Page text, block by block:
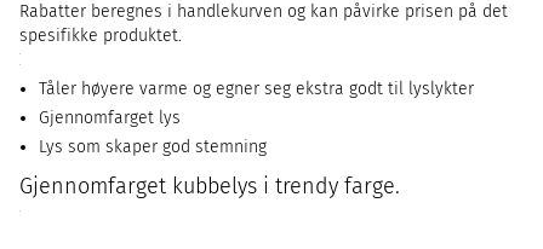
Rabatter beregnes i handlekurven og kan påvirke prisen på det
spesifikke produktet.
Tåler høyere varme og egner seg ekstra godt til lyslykter
Gjennomfarget lys
Lys som skaper god stemning
Gjennomfarget kubbelys i trendy farge.